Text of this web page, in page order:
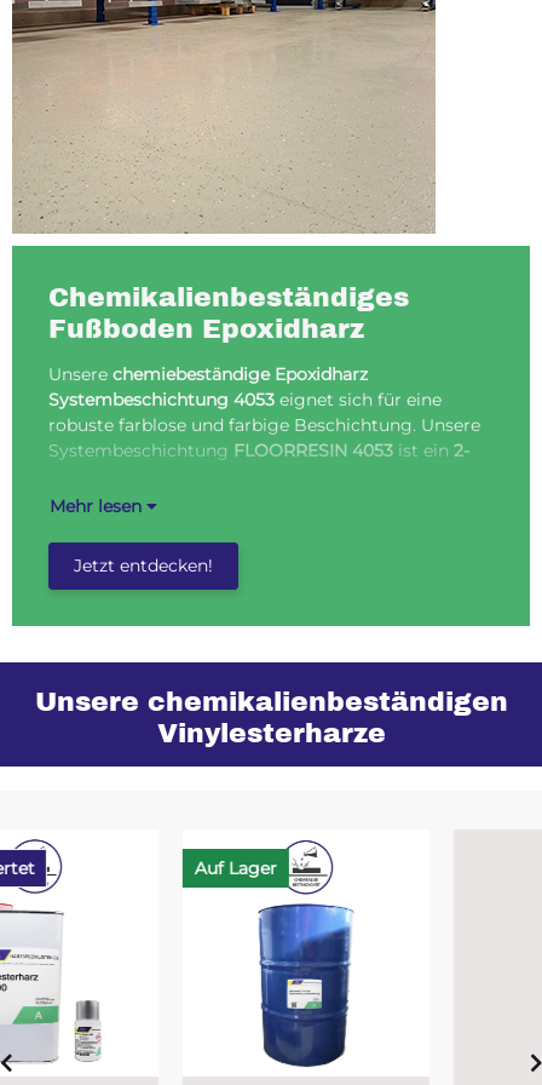
Chemikalienbeständiges
Fußboden Epoxidharz
Unsere chemiebeständige Epoxidharz
Systembeschichtung 4053 eignet sich für eine
robuste farblose und farbige Beschichtung. Unsere
Systembeschichtung FLOORRESIN 4053 ist ein 2-
Mehr lesen
Jetzt entdecken!
Unsere chemikalienbeständigen
Vinylesterharze
Auf Lager